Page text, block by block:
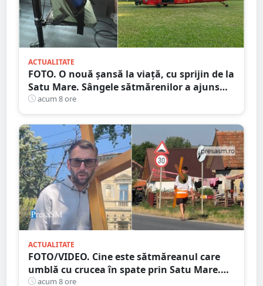
ACTUALITATE
FOTO. O nouă șansă la viață, cu sprijin de la
Satu Mare. Sângele sătmărenilor a ajuns
într-o misiune contra cronometru pentru
un transplant hepatic
acum 8 ore
ACTUALITATE
FOTO/VIDEO. Cine este sătmăreanul care
umblă cu crucea în spate prin Satu Mare.
De ce face acest gest
acum 8 ore